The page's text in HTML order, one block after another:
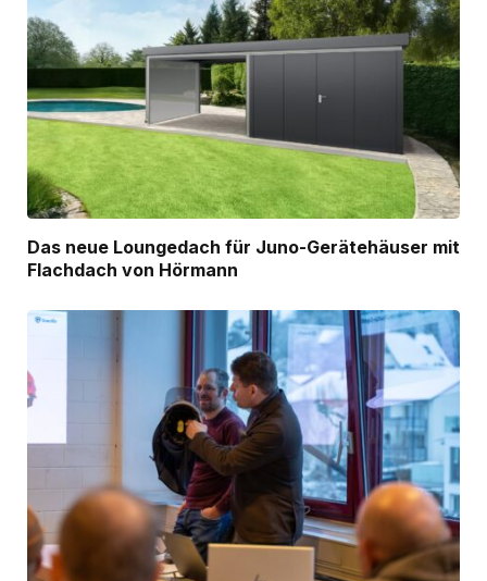
Das neue Loungedach für Juno-Gerätehäuser mit
Flachdach von Hörmann